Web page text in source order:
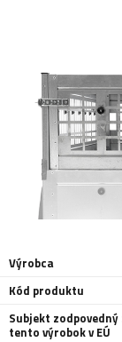
Výrobca
Kód produktu
Subjekt zodpovedný
tento výrobok v EÚ